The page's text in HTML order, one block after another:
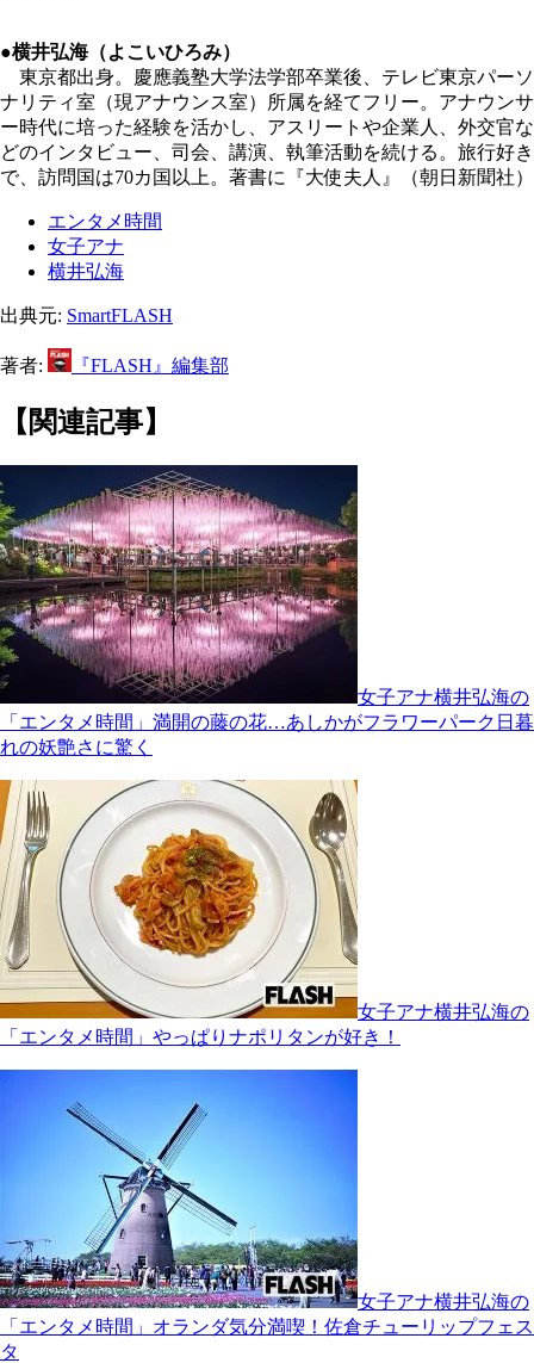
●横井弘海（よこいひろみ）
東京都出身。慶應義塾大学法学部卒業後、テレビ東京パーソ
ナリティ室（現アナウンス室）所属を経てフリー。アナウンサ
ー時代に培った経験を活かし、アスリートや企業人、外交官な
どのインタビュー、司会、講演、執筆活動を続ける。旅行好き
で、訪問国は70カ国以上。著書に『大使夫人』（朝日新聞社）
エンタメ時間
女子アナ
横井弘海
出典元: SmartFLASH
著者: 『FLASH』編集部
【関連記事】
女子アナ横井弘海の
「エンタメ時間」満開の藤の花…あしかがフラワーパーク日暮
れの妖艶さに驚く
女子アナ横井弘海の
「エンタメ時間」やっぱりナポリタンが好き！
女子アナ横井弘海の
「エンタメ時間」オランダ気分満喫！佐倉チューリップフェス
タ